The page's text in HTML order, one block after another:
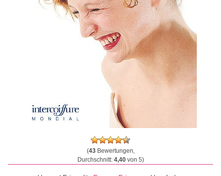
(43Bewertungen,
Durchschnitt: 4,40von 5)